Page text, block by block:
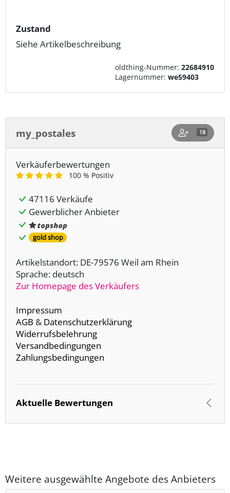
Zustand
Siehe Artikelbeschreibung
oldthing-Nummer: 22684910
Lagernummer: we59403
my_postales 18
Verkäuferbewertungen
100 % Positiv
47116 Verkäufe
Gewerblicher Anbieter
gold shop
Artikelstandort: DE-79576 Weil am Rhein
Sprache: deutsch
Zur Homepage des Verkäufers
Impressum
AGB & Datenschutzerklärung
Widerrufsbelehrung
Versandbedingungen
Zahlungsbedingungen
Aktuelle Bewertungen
Weitere ausgewählte Angebote des Anbieters